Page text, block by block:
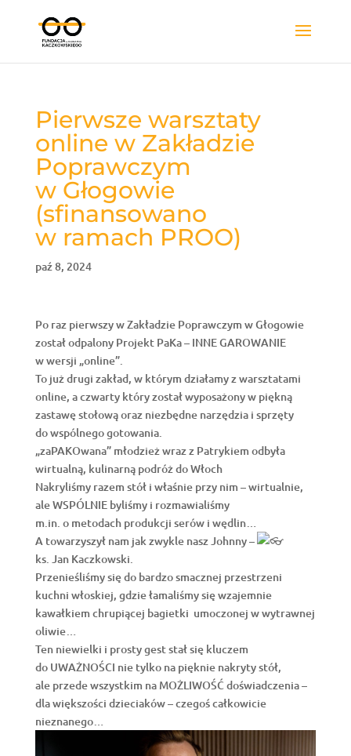
Pierwsze warsztaty
online w Zakładzie
Poprawczym
w Głogowie
(sfinansowano
w ramach PROO)
paź 8, 2024
Po raz pierwszy w Zakładzie Poprawczym w Głogowie
został odpalony Projekt PaKa – INNE GAROWANIE
w wersji „online”.
To już drugi zakład, w którym działamy z warsztatami
online, a czwarty który został wyposażony w piękną
zastawę stołową oraz niezbędne narzędzia i sprzęty
do wspólnego gotowania.
„zaPAKOwana” młodzież wraz z Patrykiem odbyła
wirtualną, kulinarną podróż do Włoch
Nakryliśmy razem stół i właśnie przy nim – wirtualnie,
ale WSPÓLNIE byliśmy i rozmawialiśmy
m.in. o metodach produkcji serów i wędlin…
A towarzyszył nam jak zwykle nasz Johnny –
ks. Jan Kaczkowski.
Przenieśliśmy się do bardzo smacznej przestrzeni
kuchni włoskiej, gdzie łamaliśmy się wzajemnie
kawałkiem chrupiącej bagietki umoczonej w wytrawnej
oliwie…
Ten niewielki i prosty gest stał się kluczem
do UWAŻNOŚCI nie tylko na pięknie nakryty stół,
ale przede wszystkim na MOŻLIWOŚĆ doświadczenia –
dla większości dzieciaków – czegoś całkowicie
nieznanego…